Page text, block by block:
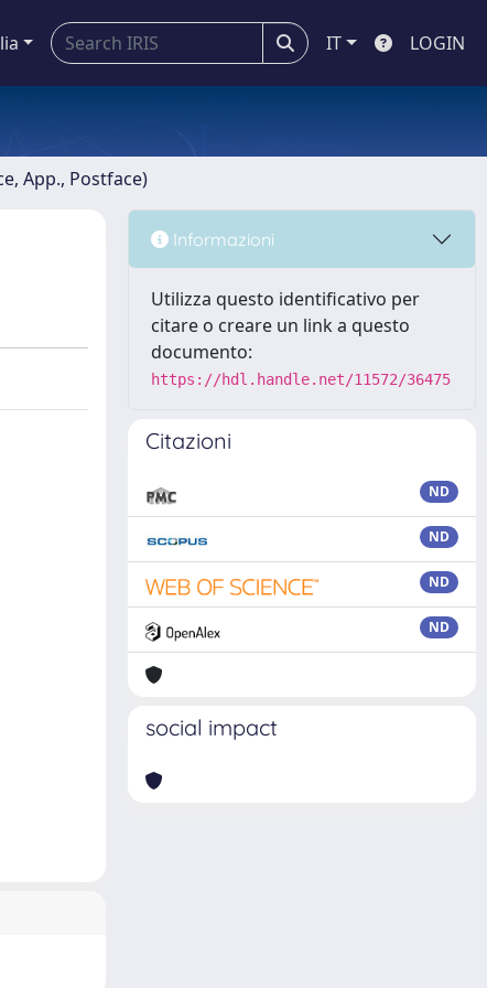
IT LOGIN
App., Postface)
Informazioni
Utilizza questo identificativo per
citare o creare un link a questo
documento:
https://hdl.handle.net/11572/36475
Citazioni
ND
ND
ND
ND
social impact